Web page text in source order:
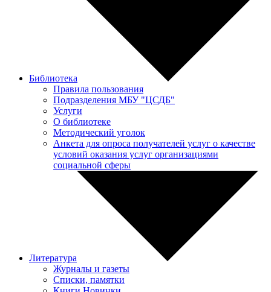
Библиотека
Правила пользования
Подразделения МБУ "ЦСДБ"
Услуги
О библиотеке
Методический уголок
Анкета для опроса получателей услуг о качестве
условий оказания услуг организациями
социальной сферы
Литература
Журналы и газеты
Списки, памятки